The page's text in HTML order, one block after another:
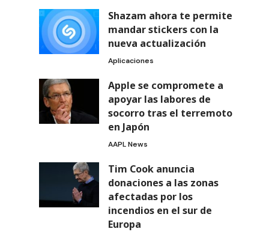
Shazam ahora te permite
mandar stickers con la
nueva actualización
Aplicaciones
Apple se compromete a
apoyar las labores de
socorro tras el terremoto
en Japón
AAPL News
Tim Cook anuncia
donaciones a las zonas
afectadas por los
incendios en el sur de
Europa